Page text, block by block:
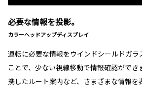
必要な情報を投影。
カラーへッドアップディスプレイ
運転に必要な情報をウインドシールドガラ
ことで、少ない視線移動で情報確認ができ
携したルート案内など、さまざまな情報を